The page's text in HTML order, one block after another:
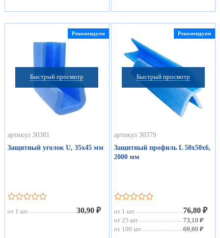
Быстрый просмотр
Рекомендуем
артикул 30381
Защитный уголок U, 35х45 мм
от 1 шт 30,90 ₽
Быстрый просмотр
Рекомендуем
артикул 30379
Защитный профиль L 50х50х6,
2000 мм
от 1 шт 76,80 ₽
от 25 шт
73,10 ₽
от 100 шт
69,60 ₽